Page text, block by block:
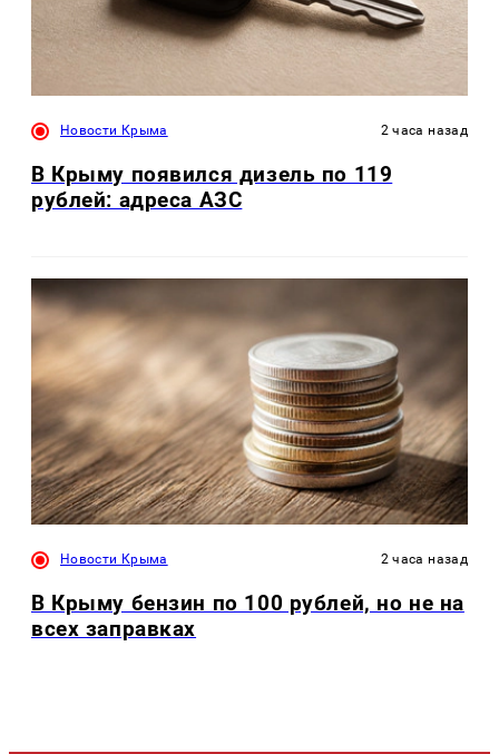
Новости Крыма 2 часа назад
В Крыму появился дизель по 119
рублей: адреса АЗС
Новости Крыма 2 часа назад
В Крыму бензин по 100 рублей, но не на
всех заправках